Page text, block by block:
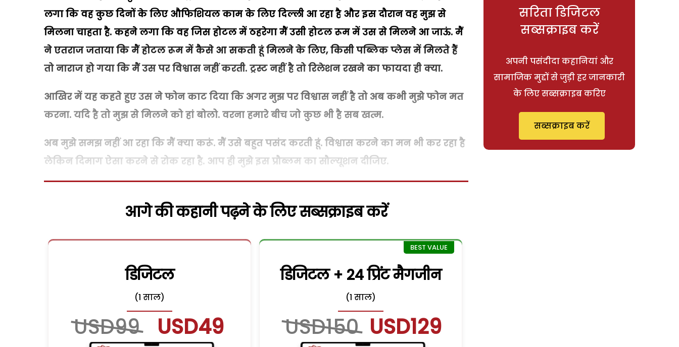
लगा कि वह कुछ दिनों के लिए औफिशियल काम के लिए दिल्ली आ रहा है और इस दौरान वह मुझ से
मिलना चाहता है. कहने लगा कि वह जिस होटल में ठहरेगा मैं उसी होटल रूम में उस से मिलने आ जाऊं. मैं
ने एतराज जताया कि मैं होटल रूम में कैसे आ सकती हूं मिलने के लिए,किसी पब्लिक प्लेस में मिलते हैं
तो नाराज हो गया कि मैं उस पर विश्वास नहीं करती. ट्रस्ट नहीं है तो रिलेशन रखने का फायदा ही क्या.
आखिर में यह कहते हुए उस ने फोन काट दिया कि अगर मुझ पर विश्वास नहीं है तो अब कभी मुझे फोन मत
करना. यदि है तो मुझ से मिलने को हां बोलो. वरना हमारे बीच जो कुछ भी है सब खत्म.
अब मुझे समझ नहीं आ रहा कि मैं क्या करूं. मैं उसे बहुत पसंद करती हूं. विश्वास करने का मन भी कर रहा है
लेकिन दिमाग ऐसा करने से रोक रहा है. आप ही मुझे इस प्रौब्लम का सौल्यूशन दीजिए.
आगे की कहानी पढ़ने के लिए सब्सक्राइब करें
डिजिटल
(1 साल)
USD99 USD49
डिजिटल + 24 प्रिंट मैगजीन
(1 साल)
USD150 USD129
सरिता डिजिटल
सब्सक्राइब करें
अपनी पसंदीदा कहानियां और
सामाजिक मुद्दों से जुड़ी हर जानकारी
के लिए सब्सक्राइब करिए
सब्सक्राइब करें